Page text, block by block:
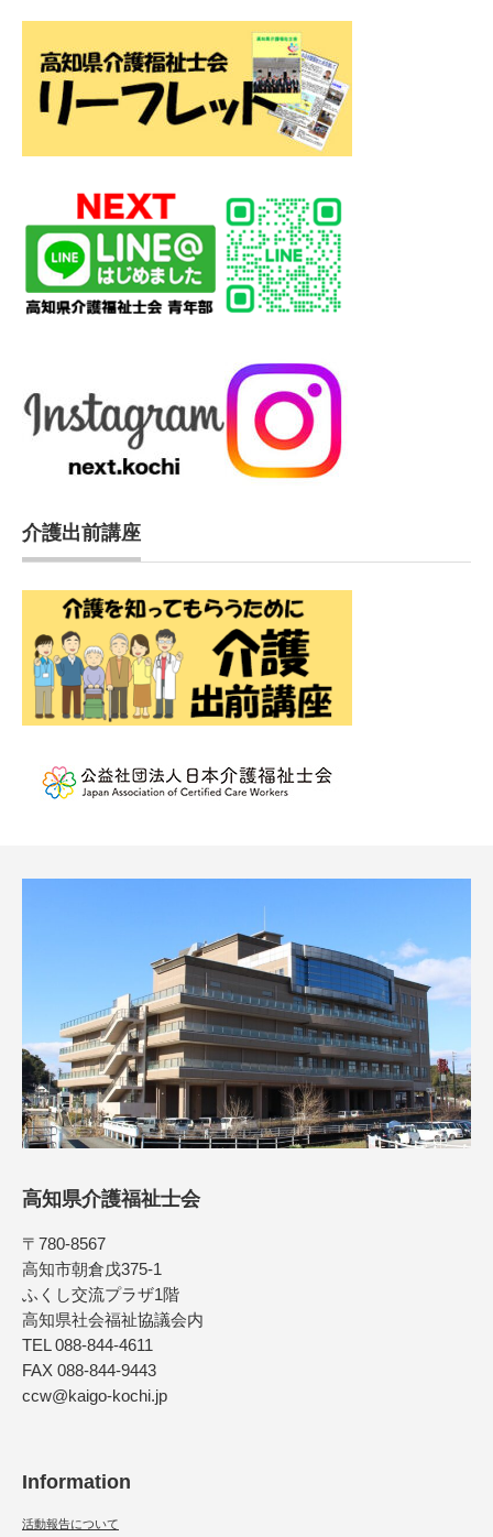
介護出前講座
高知県介護福祉士会
〒780-8567
高知市朝倉戊375-1
ふくし交流プラザ1階
高知県社会福祉協議会内
TEL 088-844-4611
FAX 088-844-9443
ccw@kaigo-kochi.jp
Information
活動報告について